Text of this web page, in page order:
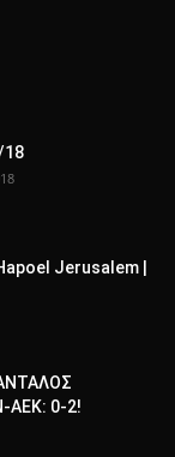
18
Jerusalem |
ΑΕΚ: 0-2!